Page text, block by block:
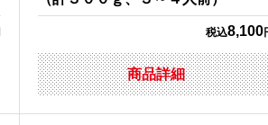
税込8,100
商品詳細